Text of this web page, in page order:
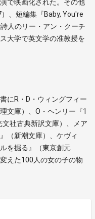
で映画化された。その他
、短編集『Baby, You're
人のリー・アン・クーチ
大学で英文学の准教授を
にR・D・ウィングフィー
文庫）、O・ヘンリー『1
文社古典新訳文庫）、メア
（新潮文庫）、ケヴィ
を掘る』（東京創元
えた100人の女の子の物